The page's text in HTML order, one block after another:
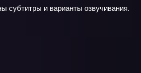
субтитры и варианты озвучивания.